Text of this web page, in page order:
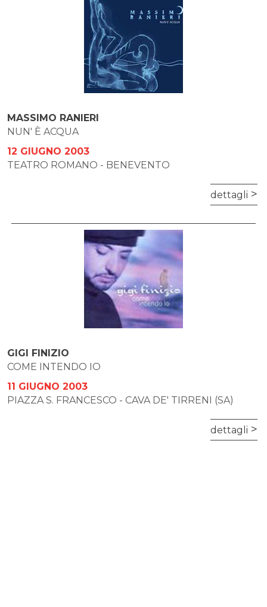
MASSIMO RANIERI
NUN' È ACQUA
12 GIUGNO 2003
TEATRO ROMANO - BENEVENTO
dettagli
GIGI FINIZIO
COME INTENDO IO
11 GIUGNO 2003
PIAZZA S. FRANCESCO - CAVA DE' TIRRENI (SA)
dettagli